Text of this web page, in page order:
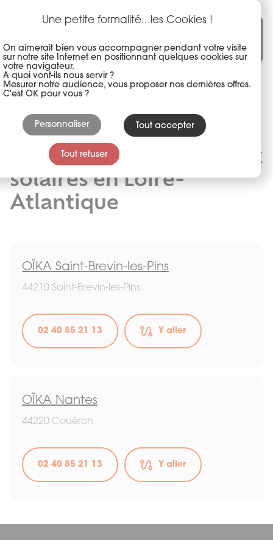
principal
Installateur de panneaux
solaires en Loire-
Atlantique
OÏKA Saint-Brevin-les-Pins
44210 Saint-Brevin-les-Pins
02 40 85 21 13 Y aller
OÏKA Nantes
44220 Couëron
02 40 85 21 13 Y aller
Une petite formalité...les Cookies !
On aimerait bien vous accompagner pendant votre visite
sur notre site Internet en positionnant quelques cookies sur
votre navigateur.
A quoi vont-ils nous servir ?
Mesurer notre audience, vous proposer nos dernières offres.
C'est OK pour vous ?
Tout accepter
Tout refuser
Personnaliser